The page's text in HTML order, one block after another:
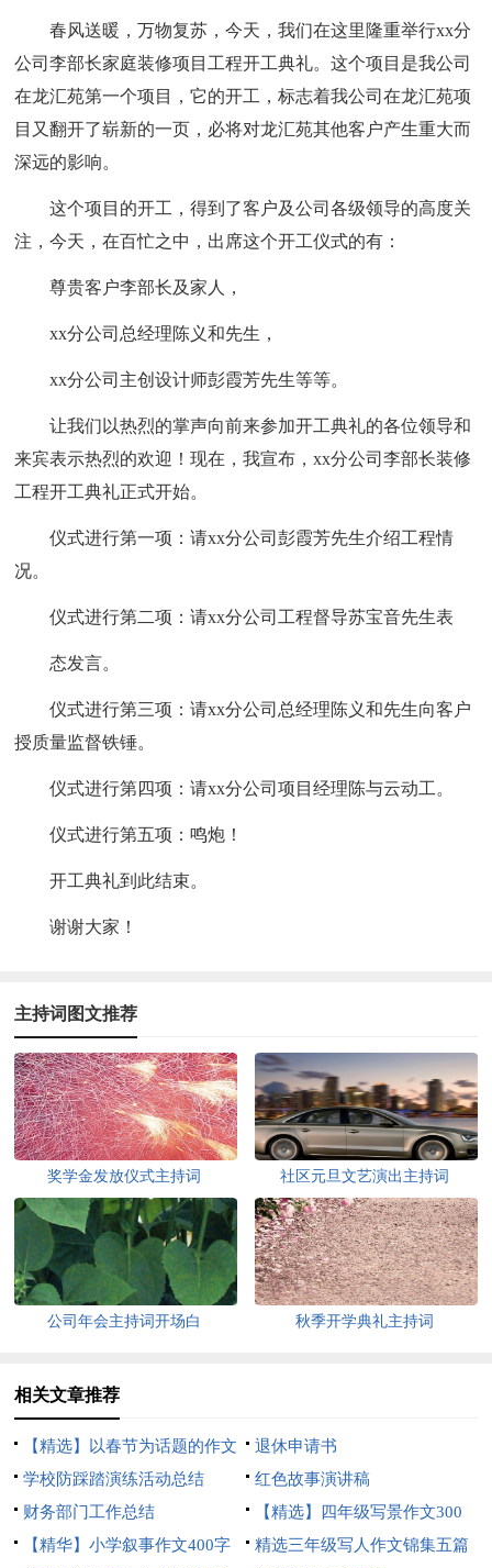
春风送暖，万物复苏，今天，我们在这里隆重举行xx分
公司李部长家庭装修项目工程开工典礼。这个项目是我公司
在龙汇苑第一个项目，它的开工，标志着我公司在龙汇苑项
目又翻开了崭新的一页，必将对龙汇苑其他客户产生重大而
深远的影响。
这个项目的开工，得到了客户及公司各级领导的高度关
注，今天，在百忙之中，出席这个开工仪式的有：
尊贵客户李部长及家人，
xx分公司总经理陈义和先生，
xx分公司主创设计师彭霞芳先生等等。
让我们以热烈的掌声向前来参加开工典礼的各位领导和
来宾表示热烈的欢迎！现在，我宣布，xx分公司李部长装修
工程开工典礼正式开始。
仪式进行第一项：请xx分公司彭霞芳先生介绍工程情
况。
仪式进行第二项：请xx分公司工程督导苏宝音先生表
态发言。
仪式进行第三项：请xx分公司总经理陈义和先生向客户
授质量监督铁锤。
仪式进行第四项：请xx分公司项目经理陈与云动工。
仪式进行第五项：鸣炮！
开工典礼到此结束。
谢谢大家！
主持词图文推荐
奖学金发放仪式主持词 社区元旦文艺演出主持词
公司年会主持词开场白 秋季开学典礼主持词
相关文章推荐
【精选】以春节为话题的作文
锦集8篇
退休申请书
学校防踩踏演练活动总结
红色故事演讲稿
财务部门工作总结
【精选】四年级写景作文300
字集合五篇
【精华】小学叙事作文400字
精选三年级写人作文锦集五篇